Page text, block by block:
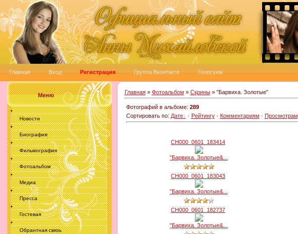
Главная Вход Регистрация Группа Вконтакте Голосуем
Меню
Новости
Биография
Фильмография
Фотоальбом
Медиа
Пресса
Гостевая
Обрантная связь
Главная» Фотоальбом » Скрины» "Барвиха. Золотые"
Фотографий в альбоме: 289
Сортировать по: Дате · Рейтингу· Комментариям · Просмотрам
CH000_0601_183414
"Барвиха. Золотые&...
CH000_0601_183043
"Барвиха. Золотые&...
CH000_0601_182737
"Барвиха. Золотые&...